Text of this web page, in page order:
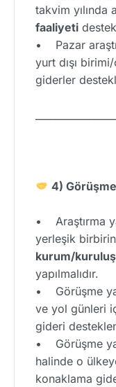
takvim yılında
faaliyeti
• Pazar
yurt dışı
giderler
4)
• Araştırma
yerleşik
kurum/
yapılmalıdır.
• Görüşme
ve yol günleri
gideri
• Görüşme
halinde o
konaklama